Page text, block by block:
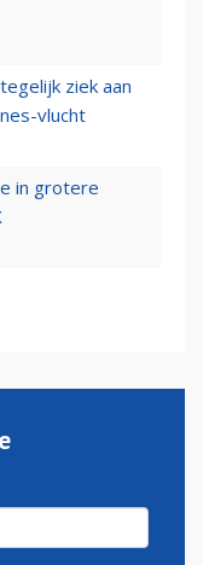
ziek aan
vlucht
in grotere